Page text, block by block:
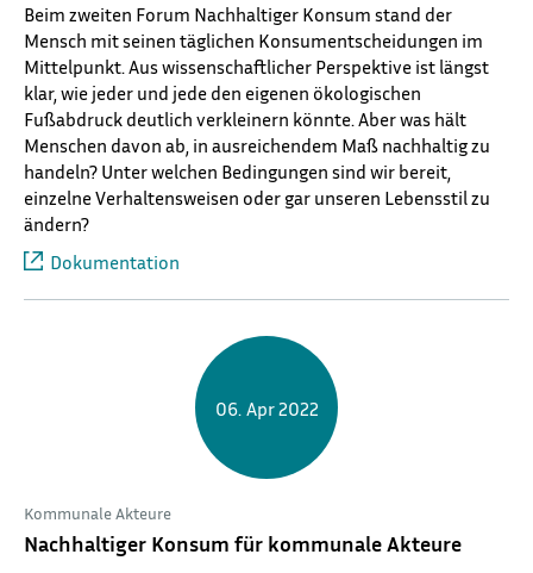
Beim zweiten Forum Nachhaltiger Konsum stand der
Mensch mit seinen täglichen Konsumentscheidungen im
Mittelpunkt. Aus wissenschaftlicher Perspektive ist längst
klar, wie jeder und jede den eigenen ökologischen
Fußabdruck deutlich verkleinern könnte. Aber was hält
Menschen davon ab, in ausreichendem Maß nachhaltig zu
handeln? Unter welchen Bedingungen sind wir bereit,
einzelne Verhaltensweisen oder gar unseren Lebensstil zu
ändern?
Dokumentation
06. Apr 2022
Kommunale Akteure
Nachhaltiger Konsum für kommunale Akteure